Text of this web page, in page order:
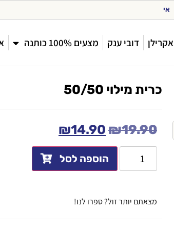
יסו
אקרילן דובי ענק מצעים 100% כותנה
כרית מילוי 50/50
₪19.90
₪14.90
הוספה לסל
מצאתם יותר זול? ספרו לנו!